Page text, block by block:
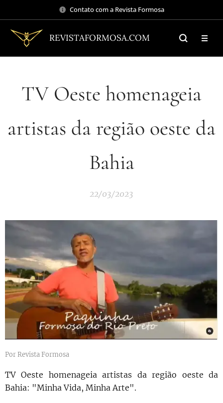
Contato com a Revista Formosa
REVISTAFORMOSA.COM
TV Oeste homenageia
artistas da região oeste da
Bahia
22/03/2023
Por Revista Formosa
TV Oeste homenageia artistas da região oeste da
Bahia: "Minha Vida, Minha Arte".